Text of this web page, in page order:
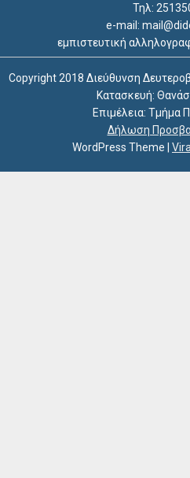
Τηλ:
e-mail:
εμπιστευτική
Copyright 2018 Διεύθυνση
Κατασκευή:
Επιμέλεια: Τμήμα
Δήλωση
WordPress Theme